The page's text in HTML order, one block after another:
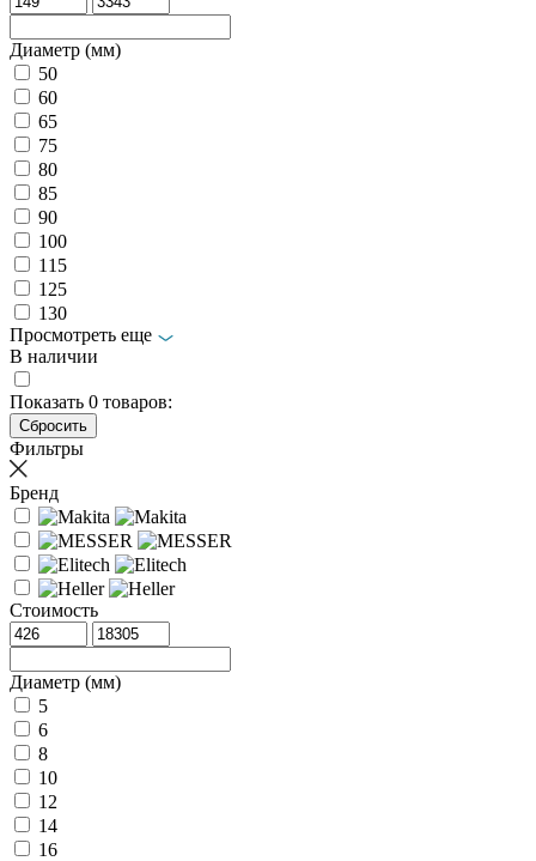
Диаметр (мм)
50
60
65
75
80
85
90
100
115
125
130
Просмотреть еще
В наличии
Показать 0 товаров:
Фильтры
Бренд
Стоимость
Диаметр (мм)
5
6
8
10
12
14
16